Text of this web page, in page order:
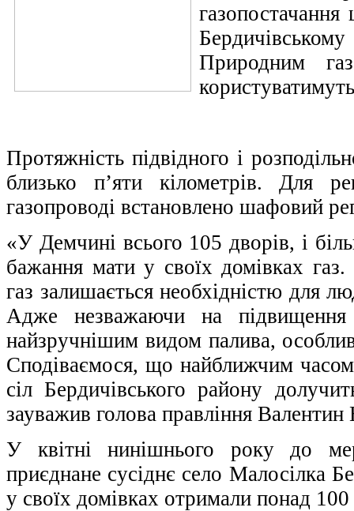
Природним
Протяжність підвідного і
близько п’яти кілометрів. Для
газопроводі встановлено шафовий
«У Демчині всього 105 дворів, і
бажання мати у своїх домівках
газ залишається необхідністю для
Адже незважаючи на
найзручнішим видом палива,
Сподіваємося, що найближчим часом
сіл Бердичівського району
зауважив голова правління
У квітні нинішнього року до
приєднане сусіднє село Малосілка
у своїх домівках отримали понад 100